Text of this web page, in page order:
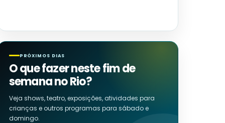
PRÓXIMOS DIAS
O que fazer neste fim de
semana no Rio?
Veja shows, teatro, exposições, atividades para
crianças e outros programas para sábado e
domingo.